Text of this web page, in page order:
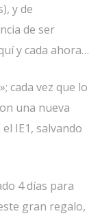
y de
de ser
y cada ahora…
cada vez que lo
una nueva
IE1, salvando
4 días para
gran regalo,